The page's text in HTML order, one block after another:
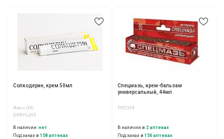
Солкодерин, крем 50мл
Авен ООО
ФРАНЦИЯ
В наличии: нет
Под заказ в 158 аптеках
Спецмазь, крем-бальзам
универсальный, 44мл
РОССИЯ
В наличии в 2 аптеках
Под заказ в 156 аптеках